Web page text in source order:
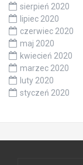
sierpień 2020
lipiec 2020
czerwiec 2020
maj 2020
kwiecień 2020
marzec 2020
luty 2020
styczeń 2020